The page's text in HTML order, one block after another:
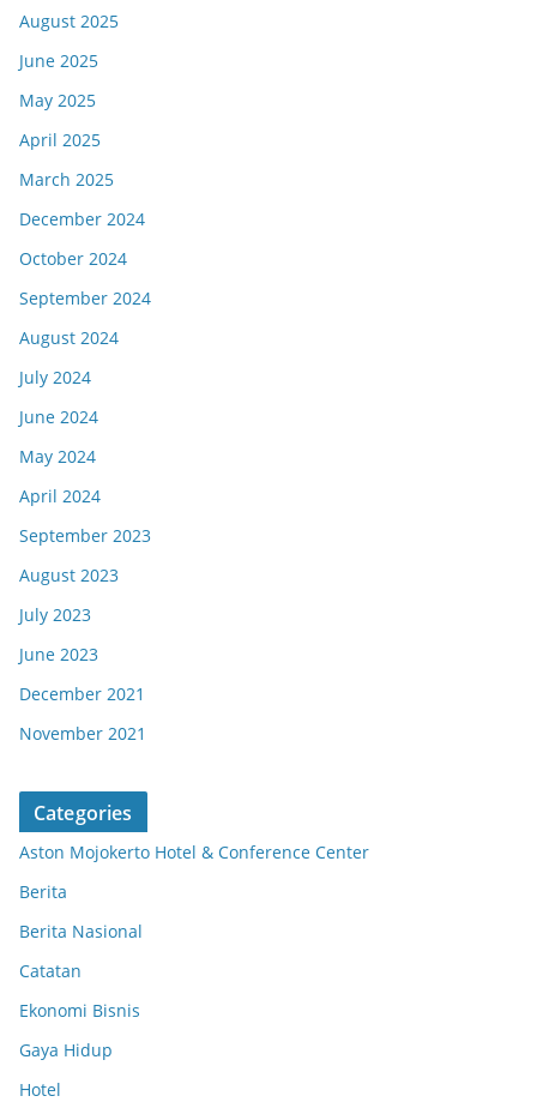
August 2025
June 2025
May 2025
April 2025
March 2025
December 2024
October 2024
September 2024
August 2024
July 2024
June 2024
May 2024
April 2024
September 2023
August 2023
July 2023
June 2023
December 2021
November 2021
Categories
Aston Mojokerto Hotel & Conference Center
Berita
Berita Nasional
Catatan
Ekonomi Bisnis
Gaya Hidup
Hotel